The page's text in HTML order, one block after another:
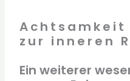
Achtsamkeit
zur inneren
Ein weiterer